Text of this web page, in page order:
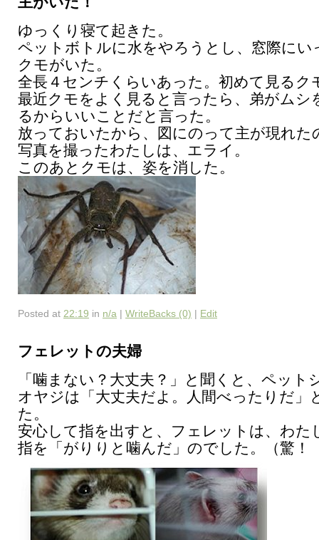
ゆっくり寝て起きた。
ペットボトルに水をやろうとし、窓際にい
クモがいた。
全長４センチくらいあった。初めて見るク
最近クモをよく見ると言ったら、弟がムシ
るからいいことだと言った。
放っておいたから、図にのって主が現れた
写真を撮ったわたしは、エライ。
このあとクモは、姿を消した。
Posted at 22:19 in n/a | WriteBacks (0) | Edit
フェレットの夫婦
「噛まない？大丈夫？」と聞くと、ペット
オヤジは「大丈夫だよ。人間べったりだ」
た。
安心して指を出すと、フェレットは、わた
指を「がりりと噛んだ」のでした。（驚！